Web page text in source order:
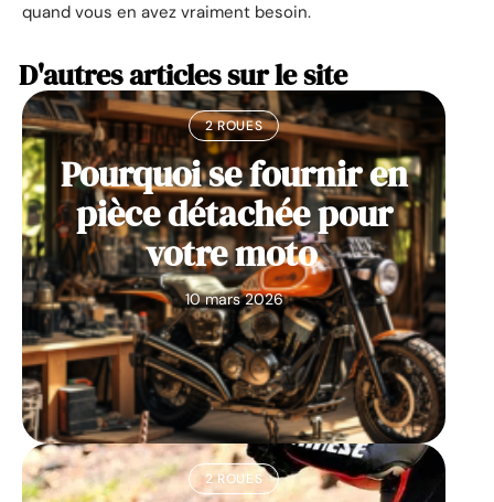
quand vous en avez vraiment besoin.
D'autres articles sur le site
2 ROUES
Pourquoi se fournir en
pièce détachée pour
votre moto
10 mars 2026
2 ROUES